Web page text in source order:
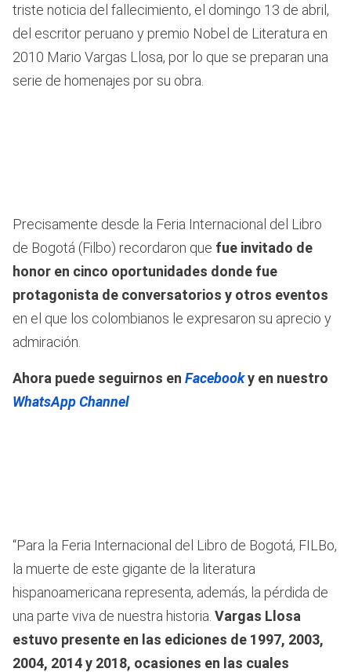
triste noticia del fallecimiento, el domingo 13 de abril,
del escritor peruano y premio Nobel de Literatura en
2010 Mario Vargas Llosa, por lo que se preparan una
serie de homenajes por su obra.
Precisamente desde la Feria Internacional del Libro
de Bogotá (Filbo) recordaron que fue invitado de
honor en cinco oportunidades donde fue
protagonista de conversatorios y otros eventos
en el que los colombianos le expresaron su aprecio y
admiración.
Ahora puede seguirnos en Facebooky en nuestro
WhatsApp Channel
“Para la Feria Internacional del Libro de Bogotá, FILBo,
la muerte de este gigante de la literatura
hispanoamericana representa, además, la pérdida de
una parte viva de nuestra historia. Vargas Llosa
estuvo presente en las ediciones de 1997, 2003,
2004, 2014 y 2018, ocasiones en las cuales